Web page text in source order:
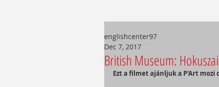
British Museum:
englishcenter97
Dec 7, 2017
Ezt a filmet ajánljuk a P'Art mozi